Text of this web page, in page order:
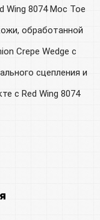
Wing 8074 Moc Toe
обработанной
Crepe Wedge с
сцепления и
с Red Wing 8074